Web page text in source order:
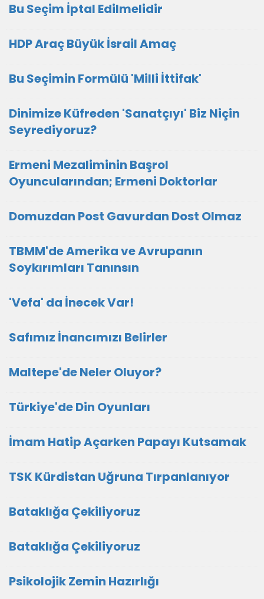
Bu Seçim İptal Edilmelidir
HDP Araç Büyük İsrail Amaç
Bu Seçimin Formülü 'Milli İttifak'
Dinimize Küfreden 'Sanatçıyı' Biz Niçin
Seyrediyoruz?
Ermeni Mezaliminin Başrol
Oyuncularından; Ermeni Doktorlar
Domuzdan Post Gavurdan Dost Olmaz
TBMM'de Amerika ve Avrupanın
Soykırımları Tanınsın
'Vefa' da İnecek Var!
Safımız İnancımızı Belirler
Maltepe'de Neler Oluyor?
Türkiye'de Din Oyunları
İmam Hatip Açarken Papayı Kutsamak
TSK Kürdistan Uğruna Tırpanlanıyor
Bataklığa Çekiliyoruz
Bataklığa Çekiliyoruz
Psikolojik Zemin Hazırlığı